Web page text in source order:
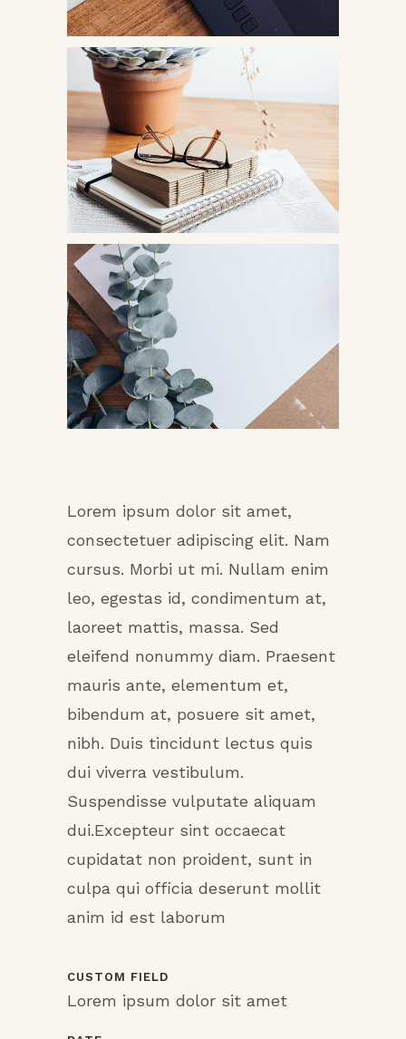
Lorem ipsum dolor sit amet,
consectetuer adipiscing elit. Nam
cursus. Morbi ut mi. Nullam enim
leo, egestas id, condimentum at,
laoreet mattis, massa. Sed
eleifend nonummy diam. Praesent
mauris ante, elementum et,
bibendum at, posuere sit amet,
nibh. Duis tincidunt lectus quis
dui viverra vestibulum.
Suspendisse vulputate aliquam
dui.Excepteur sint occaecat
cupidatat non proident, sunt in
culpa qui officia deserunt mollit
anim id est laborum
CUSTOM FIELD
Lorem ipsum dolor sit amet